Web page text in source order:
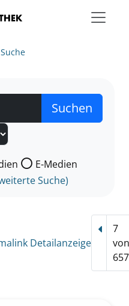
nach der Sie suchen wollen.
E-Medien
Suche)
Detailanzeige
7
von
657